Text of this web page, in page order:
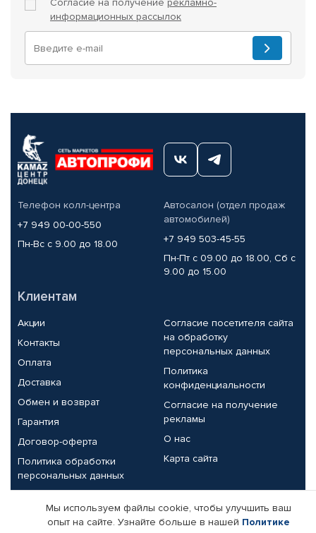
Согласие на получение рекламно-
информационных рассылок
Телефон колл-центра
+7 949 00-00-550
Пн-Вс с 9.00 до 18.00
Автосалон (отдел продаж
автомобилей)
+7 949 503-45-55
Пн-Пт с 09.00 до 18.00, Сб с
9.00 до 15.00
Клиентам
Акции
Контакты
Оплата
Доставка
Обмен и возврат
Гарантия
Договор-оферта
Политика обработки
персональных данных
Согласие посетителя сайта
на обработку
персональных данных
Политика
конфиденциальности
Согласие на получение
рекламы
О нас
Карта сайта
Партнерам
Мы используем файлы cookie, чтобы улучшить ваш
опыт на сайте. Узнайте больше в нашей Политике